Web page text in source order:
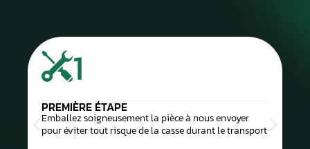
1
PREMIÈRE ÉTAPE
Emballez soigneusement la pièce à nous envoyer
pour éviter tout risque de la casse durant le transport